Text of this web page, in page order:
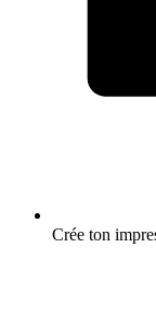
Crée ton